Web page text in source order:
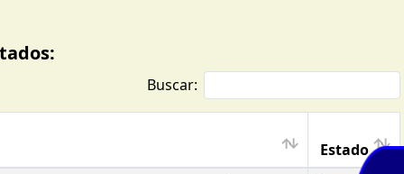
Buscar:
Estado